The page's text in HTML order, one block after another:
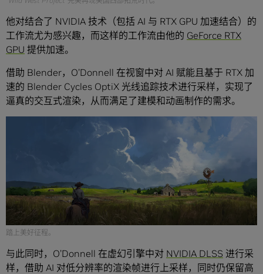
他对结合了 NVIDIA 技术（包括 AI 与 RTX GPU 加速结合）的
工作流尤为感兴趣，而这样的工作流由他的 GeForce RTX
GPU 提供加速。
借助 Blender，O’Donnell 在视窗中对 AI 赋能且基于 RTX 加
速的 Blender Cycles OptiX 光线追踪技术进行采样，实现了
逼真的交互式渲染，从而满足了建模和动画制作的需求。
踏上美好征程。
与此同时，O’Donnell 在虚幻引擎中对 NVIDIA DLSS 进行采
样，借助 AI 对低分辨率的渲染帧进行上采样，同时仍保留高